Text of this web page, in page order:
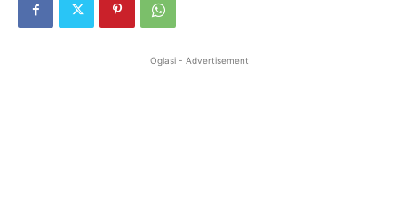
Oglasi - Advertisement